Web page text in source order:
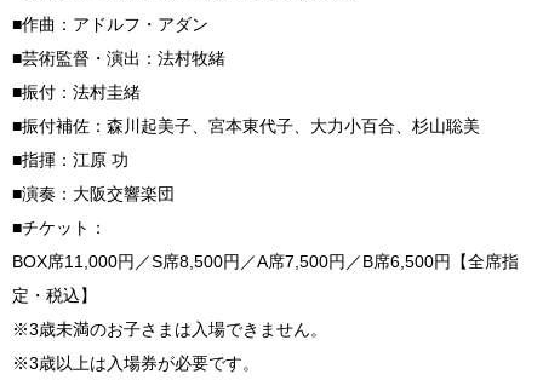
■作曲：アドルフ・アダン
■芸術監督・演出：法村牧緒
■振付：法村圭緒
■振付補佐：森川起美子、宮本東代子、大力小百合、杉山聡美
■指揮：江原 功
■演奏：大阪交響楽団
■チケット：
BOX席11,000円／S席8,500円／A席7,500円／B席6,500円【全席指
定・税込】
※3歳未満のお子さまは入場できません。
※3歳以上は入場券が必要です。